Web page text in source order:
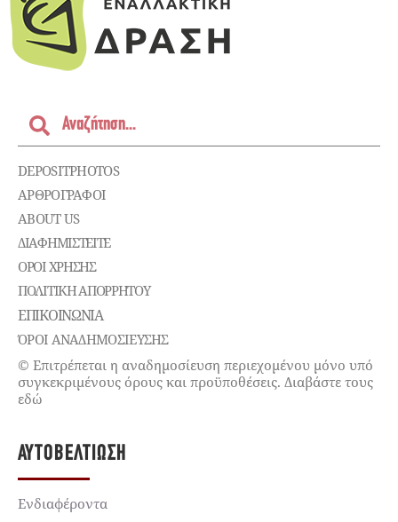
DEPOSITPHOTOS
ΑΡΘΡΟΓΡΑΦΟΙ
ABOUT US
ΔΙΑΦΗΜΙΣΤΕΊΤΕ
ΌΡΟΙ ΧΡΉΣΗΣ
ΠΟΛΙΤΙΚΉ ΑΠΟΡΡΉΤΟΥ
ΕΠΙΚΟΙΝΩΝΊΑ
ΌΡΟΙ ΑΝΑΔΗΜΟΣΙΕΥΣΗΣ
© Επιτρέπεται η αναδημοσίευση περιεχομένου μόνο υπό
συγκεκριμένους όρους και προϋποθέσεις. Διαβάστε τους
εδώ
ΑΥΤΟΒΕΛΤΊΩΣΗ
Ενδιαφέροντα